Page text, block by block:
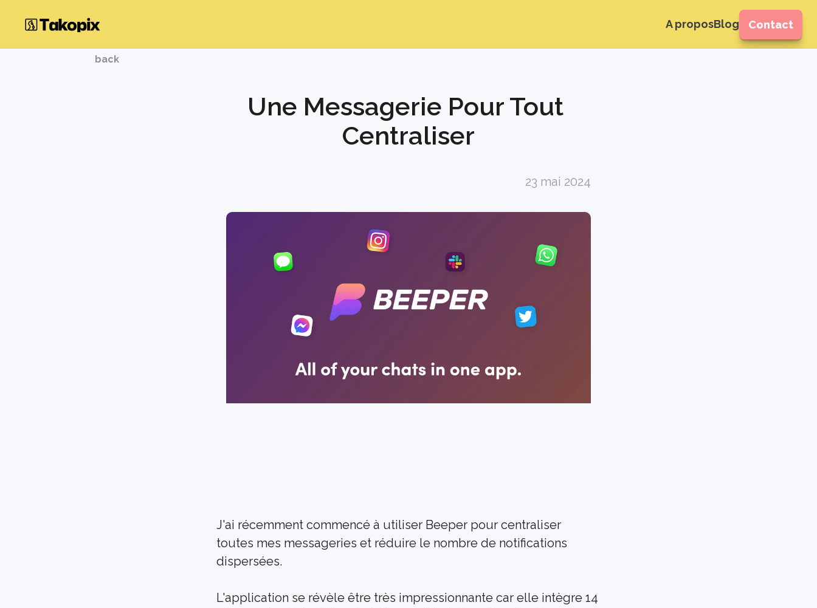
A proposBlog Contact
back
Une Messagerie Pour Tout
Centraliser
23 mai 2024
J'ai récemment commencé à utiliser Beeper pour centraliser
toutes mes messageries et réduire le nombre de notifications
dispersées.
L'application se révèle être très impressionnante car elle intègre 14